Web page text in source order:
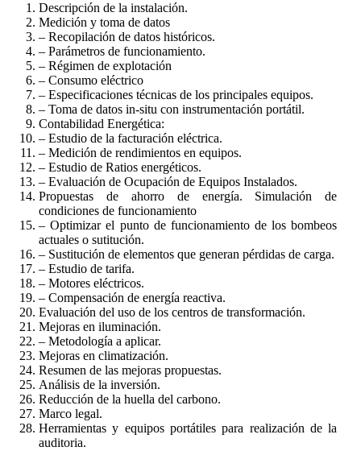
Descripción de la instalación.
Medición y toma de datos
– Recopilación de datos históricos.
– Parámetros de funcionamiento.
– Régimen de explotación
– Consumo eléctrico
– Especificaciones técnicas de los principales equipos.
– Toma de datos in-situ con instrumentación portátil.
Contabilidad Energética:
– Estudio de la facturación eléctrica.
– Medición de rendimientos en equipos.
– Estudio de Ratios energéticos.
– Evaluación de Ocupación de Equipos Instalados.
Propuestas de ahorro de energía. Simulación de
condiciones de funcionamiento
– Optimizar el punto de funcionamiento de los bombeos
actuales o sutitución.
– Sustitución de elementos que generan pérdidas de carga.
– Estudio de tarifa.
– Motores eléctricos.
– Compensación de energía reactiva.
Evaluación del uso de los centros de transformación.
Mejoras en iluminación.
– Metodología a aplicar.
Mejoras en climatización.
Resumen de las mejoras propuestas.
Análisis de la inversión.
Reducción de la huella del carbono.
Marco legal.
Herramientas y equipos portátiles para realización de la
auditoria.